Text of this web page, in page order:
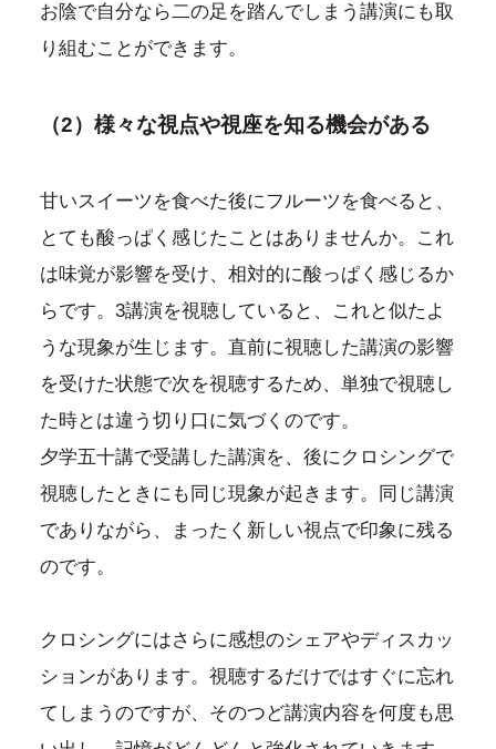
お陰で自分なら二の足を踏んでしまう講演にも取
り組むことができます。
（2）様々な視点や視座を知る機会がある
甘いスイーツを食べた後にフルーツを食べると、
とても酸っぱく感じたことはありませんか。これ
は味覚が影響を受け、相対的に酸っぱく感じるか
らです。3講演を視聴していると、これと似たよ
うな現象が生じます。直前に視聴した講演の影響
を受けた状態で次を視聴するため、単独で視聴し
た時とは違う切り口に気づくのです。
夕学五十講で受講した講演を、後にクロシングで
視聴したときにも同じ現象が起きます。同じ講演
でありながら、まったく新しい視点で印象に残る
のです。
クロシングにはさらに感想のシェアやディスカッ
ションがあります。視聴するだけではすぐに忘れ
てしまうのですが、そのつど講演内容を何度も思